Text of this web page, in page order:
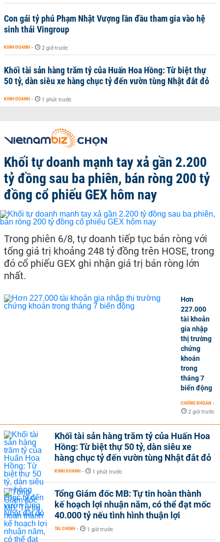
Con gái tỷ phú Phạm Nhật Vượng lần đầu tham gia vào hệ
sinh thái Vingroup
KINH DOANH - 2 giờ trước
Khối tài sản hàng trăm tỷ của Huấn Hoa Hồng: Từ biệt thự
50 tỷ, dàn siêu xe hàng chục tỷ đến vườn tùng Nhật đắt đỏ
KINH DOANH - 1 phút trước
Khối tự doanh mạnh tay xả gần 2.200
tỷ đồng sau ba phiên, bán ròng 200 tỷ
đồng cổ phiếu GEX hôm nay
Trong phiên 6/8, tự doanh tiếp tục bán ròng với
tổng giá trị khoảng 248 tỷ đồng trên HOSE, trong
đó cổ phiếu GEX ghi nhận giá trị bán ròng lớn
nhất.
Hơn
227.000
tài khoản
gia nhập
thị trường
chứng
khoán
trong
tháng 7
biến động
CHỨNG KHOÁN -
2 giờ trước
Khối tài sản hàng trăm tỷ của Huấn Hoa
Hồng: Từ biệt thự 50 tỷ, dàn siêu xe
hàng chục tỷ đến vườn tùng Nhật đắt đỏ
KINH DOANH - 1 phút trước
Tổng Giám đốc MB: Tự tin hoàn thành
kế hoạch lợi nhuận năm, có thể đạt mốc
40.000 tỷ nếu tình hình thuận lợi
TÀI CHÍNH - 1 giờ trước